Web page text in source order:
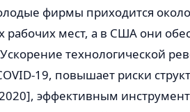
фирмы приходится около
рабочих мест, а в США они
технологической
19, повышает риски
эффективным